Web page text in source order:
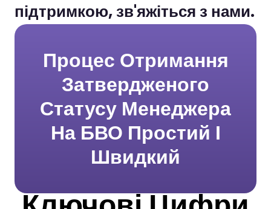
підтримкою, зв'яжіться з нами.
Процес Отримання
Затвердженого
Статусу Менеджера
На БВО Простий І
Швидкий